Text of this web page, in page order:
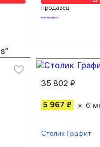
продавец
35 802 ₽
5 967 ₽ 6
Столик Графит